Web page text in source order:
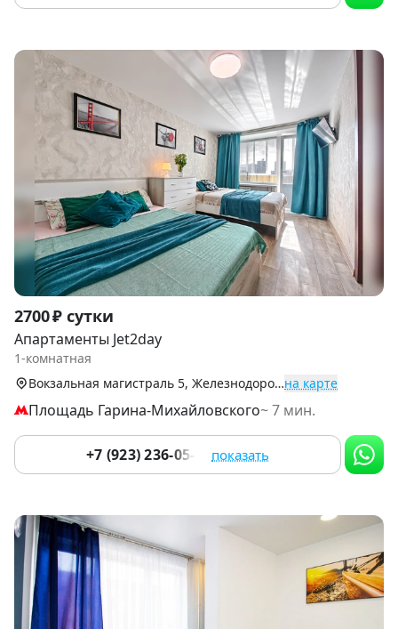
Item
1
of
2700 ₽ сутки
Апартаменты Jet2day
1-комнатная
Вокзальная магистраль 5, Железнодорожный р-нна карте
Площадь Гарина-Михайловского~ 7 мин.
+7 (923) 236-05-84 показать